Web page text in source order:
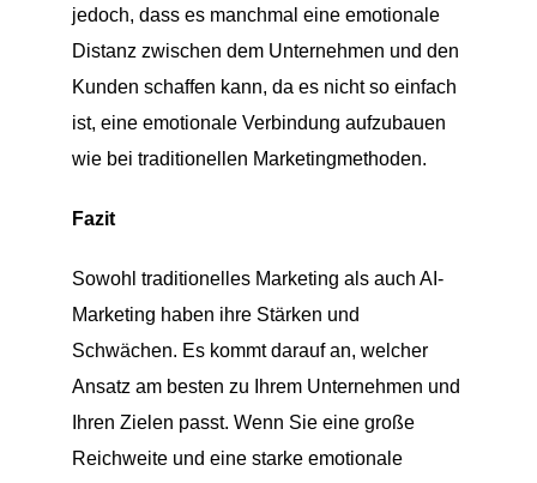
jedoch, dass es manchmal eine emotionale
Distanz zwischen dem Unternehmen und den
Kunden schaffen kann, da es nicht so einfach
ist, eine emotionale Verbindung aufzubauen
wie bei traditionellen Marketingmethoden.
Fazit
Sowohl traditionelles Marketing als auch AI-
Marketing haben ihre Stärken und
Schwächen. Es kommt darauf an, welcher
Ansatz am besten zu Ihrem Unternehmen und
Ihren Zielen passt. Wenn Sie eine große
Reichweite und eine starke emotionale